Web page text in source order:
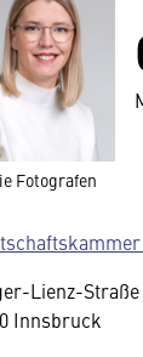
Fotografen
Lienz-Straße
Innsbruck